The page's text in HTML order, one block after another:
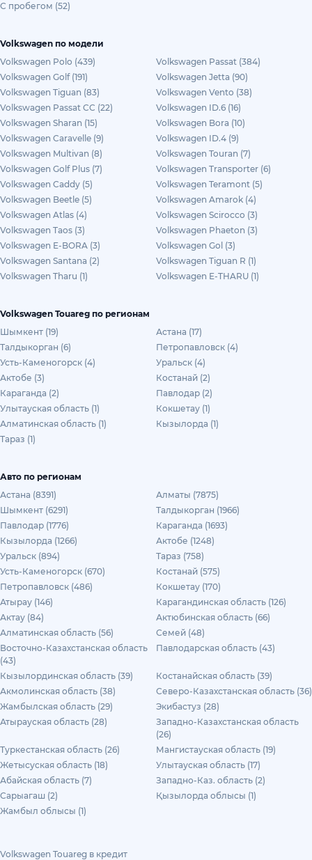
С пробегом (52)
Volkswagen по модели
Volkswagen Polo (439)
Volkswagen Passat (384)
Volkswagen Golf (191)
Volkswagen Jetta (90)
Volkswagen Tiguan (83)
Volkswagen Vento (38)
Volkswagen Passat CC (22)
Volkswagen ID.6 (16)
Volkswagen Sharan (15)
Volkswagen Bora (10)
Volkswagen Caravelle (9)
Volkswagen ID.4 (9)
Volkswagen Multivan (8)
Volkswagen Touran (7)
Volkswagen Golf Plus (7)
Volkswagen Transporter (6)
Volkswagen Caddy (5)
Volkswagen Teramont (5)
Volkswagen Beetle (5)
Volkswagen Amarok (4)
Volkswagen Atlas (4)
Volkswagen Scirocco (3)
Volkswagen Taos (3)
Volkswagen Phaeton (3)
Volkswagen E-BORA (3)
Volkswagen Gol (3)
Volkswagen Santana (2)
Volkswagen Tiguan R (1)
Volkswagen Tharu (1)
Volkswagen E-THARU (1)
Volkswagen Touareg по регионам
Шымкент (19)
Астана (17)
Талдыкорган (6)
Петропавловск (4)
Усть-Каменогорск (4)
Уральск (4)
Актобе (3)
Костанай (2)
Караганда (2)
Павлодар (2)
Улытауская область (1)
Кокшетау (1)
Алматинская область (1)
Кызылорда (1)
Тараз (1)
Авто по регионам
Астана (8391)
Алматы (7875)
Шымкент (6291)
Талдыкорган (1966)
Павлодар (1776)
Караганда (1693)
Кызылорда (1266)
Актобе (1248)
Уральск (894)
Тараз (758)
Усть-Каменогорск (670)
Костанай (575)
Петропавловск (486)
Кокшетау (170)
Атырау (146)
Карагандинская область (126)
Актау (84)
Актюбинская область (66)
Алматинская область (56)
Семей (48)
Восточно-Казахстанская область
(43)
Павлодарская область (43)
Кызылординская область (39)
Костанайская область (39)
Акмолинская область (38)
Северо-Казахстанская область (36)
Жамбылская область (29)
Экибастуз (28)
Атырауская область (28)
Западно-Казахстанская область
(26)
Туркестанская область (26)
Мангистауская область (19)
Жетысуская область (18)
Улытауская область (17)
Абайская область (7)
Западно-Каз. область (2)
Сарыагаш (2)
Қызылорда облысы (1)
Жамбыл облысы (1)
Volkswagen Touareg в кредит